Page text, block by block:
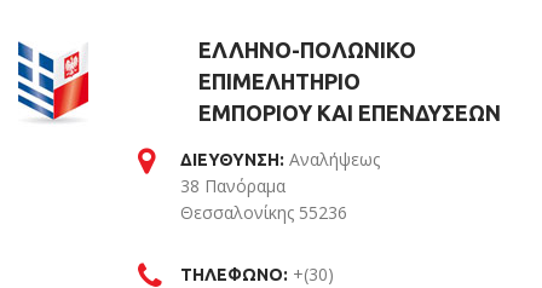
ΕΛΛΗΝΟ-ΠΟΛΩΝΙΚΟ
ΕΠΙΜΕΛΗΤΗΡΙΟ
ΕΜΠΟΡΙΟΥ ΚΑΙ ΕΠΕΝΔΥΣΕΩΝ
ΔΙΕΥΘΥΝΣΗ: Αναλήψεως
38 Πανόραμα
Θεσσαλονίκης 55236
ΤΗΛΕΦΩΝΟ: +(30)